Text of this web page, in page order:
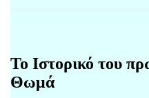
Το Ιστορικό του
Θωμά